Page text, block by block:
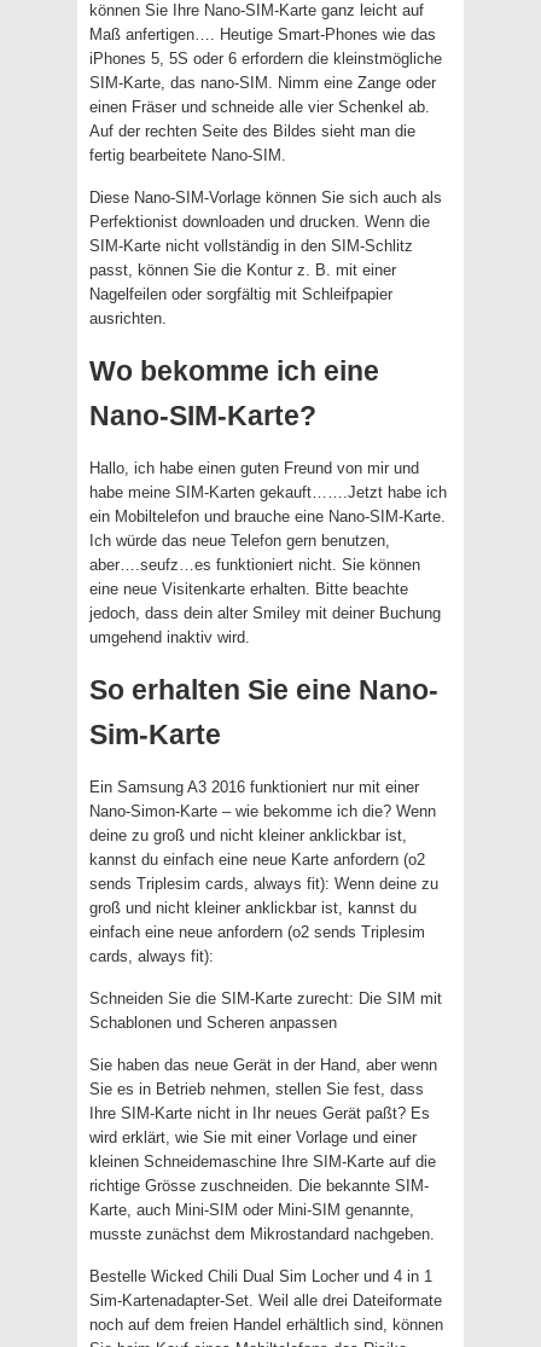
können Sie Ihre Nano-SIM-Karte ganz leicht auf
Maß anfertigen…. Heutige Smart-Phones wie das
iPhones 5, 5S oder 6 erfordern die kleinstmögliche
SIM-Karte, das nano-SIM. Nimm eine Zange oder
einen Fräser und schneide alle vier Schenkel ab.
Auf der rechten Seite des Bildes sieht man die
fertig bearbeitete Nano-SIM.
Diese Nano-SIM-Vorlage können Sie sich auch als
Perfektionist downloaden und drucken. Wenn die
SIM-Karte nicht vollständig in den SIM-Schlitz
passt, können Sie die Kontur z. B. mit einer
Nagelfeilen oder sorgfältig mit Schleifpapier
ausrichten.
Wo bekomme ich eine
Nano-SIM-Karte?
Hallo, ich habe einen guten Freund von mir und
habe meine SIM-Karten gekauft…….Jetzt habe ich
ein Mobiltelefon und brauche eine Nano-SIM-Karte.
Ich würde das neue Telefon gern benutzen,
aber….seufz…es funktioniert nicht. Sie können
eine neue Visitenkarte erhalten. Bitte beachte
jedoch, dass dein alter Smiley mit deiner Buchung
umgehend inaktiv wird.
So erhalten Sie eine Nano-
Sim-Karte
Ein Samsung A3 2016 funktioniert nur mit einer
Nano-Simon-Karte – wie bekomme ich die? Wenn
deine zu groß und nicht kleiner anklickbar ist,
kannst du einfach eine neue Karte anfordern (o2
sends Triplesim cards, always fit): Wenn deine zu
groß und nicht kleiner anklickbar ist, kannst du
einfach eine neue anfordern (o2 sends Triplesim
cards, always fit):
Schneiden Sie die SIM-Karte zurecht: Die SIM mit
Schablonen und Scheren anpassen
Sie haben das neue Gerät in der Hand, aber wenn
Sie es in Betrieb nehmen, stellen Sie fest, dass
Ihre SIM-Karte nicht in Ihr neues Gerät paßt? Es
wird erklärt, wie Sie mit einer Vorlage und einer
kleinen Schneidemaschine Ihre SIM-Karte auf die
richtige Grösse zuschneiden. Die bekannte SIM-
Karte, auch Mini-SIM oder Mini-SIM genannte,
musste zunächst dem Mikrostandard nachgeben.
Bestelle Wicked Chili Dual Sim Locher und 4 in 1
Sim-Kartenadapter-Set. Weil alle drei Dateiformate
noch auf dem freien Handel erhältlich sind, können